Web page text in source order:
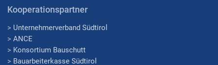
Kooperationspartner
> Unternehmerverband Südtirol
> ANCE
> Konsortium Bauschutt
> Bauarbeiterkasse Südtirol